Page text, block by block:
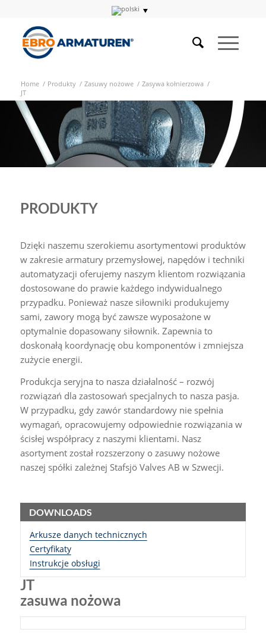
Home / Produkty / Zasuwy nożowe / Zasywa kołnierzowa /
JT
PRODUKTY
Dzięki naszemu szerokiemu asortymentowi produktów
w zakresie armatury przemysłowej, napędów i techniki
automatyzacji oferujemy naszym klientom rozwiązania
dostosowane do prawie każdego indywidualnego
przypadku. Ponieważ nasze siłowniki produkujemy
sami, zawory mogą być zawsze wyposażone w
optymalnie dopasowany siłownik. Zapewnia to
doskonałą koordynację obu komponentów i zmniejsza
zużycie energii.
Produkcja seryjna to nasza działalność – rozwój
rozwiązań dla zastosowań specjalnych to nasza pasja.
W przypadku, gdy zawór standardowy nie spełnia
wymagań, opracowujemy odpowiednie rozwiązania w
ścisłej współpracy z naszymi klientami. Nasz
asortyment został rozszerzony o zasuwy nożowe
naszej spółki zależnej Stafsjö Valves AB w Szwecji.
DOWNLOADS
Arkusze danych technicznych
Certyfikaty
Instrukcje obsługi
JT
zasuwa nożowa